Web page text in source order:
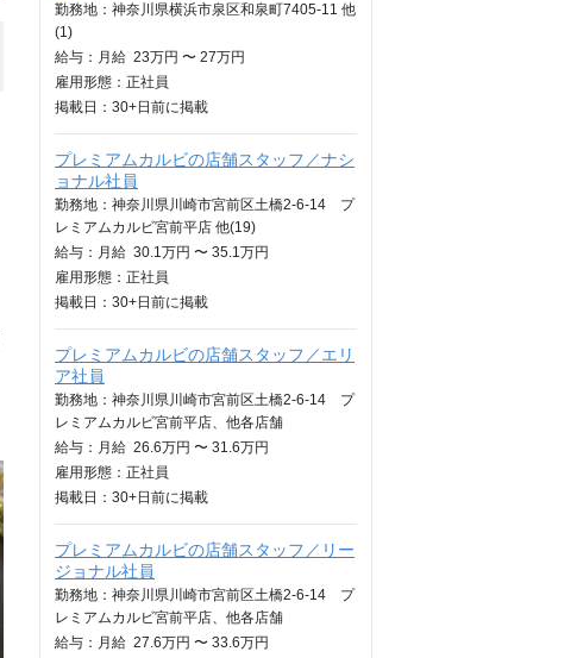
勤務地：神奈川県横浜市泉区和泉町7405-11 他
(1)
給与： 月給 23万円 〜 27万円
雇用形態：正社員
掲載日： 30+日 前に掲載
プレミアムカルビの店舗スタッフ／ナシ
ョナル社員
勤務地：神奈川県川崎市宮前区土橋2-6-14 プ
レミアムカルビ宮前平店 他(19)
給与： 月給 30.1万円 〜 35.1万円
雇用形態：正社員
掲載日： 30+日 前に掲載
プレミアムカルビの店舗スタッフ／エリ
ア社員
勤務地：神奈川県川崎市宮前区土橋2-6-14 プ
レミアムカルビ宮前平店、他各店舗
給与： 月給 26.6万円 〜 31.6万円
雇用形態：正社員
掲載日： 30+日 前に掲載
プレミアムカルビの店舗スタッフ／リー
ジョナル社員
勤務地：神奈川県川崎市宮前区土橋2-6-14 プ
レミアムカルビ宮前平店、他各店舗
給与： 月給 27.6万円 〜 33.6万円